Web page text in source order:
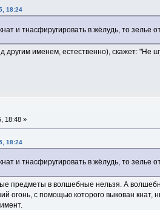
18:24
и тнасфиругировать в жёлудь, то зелье
именем, естественно), скажет: "Не
18:48 »
18:24
и тнасфиругировать в жёлудь, то зелье
предметы в волшебные нельзя. А
огонь, с помощью которого выкован